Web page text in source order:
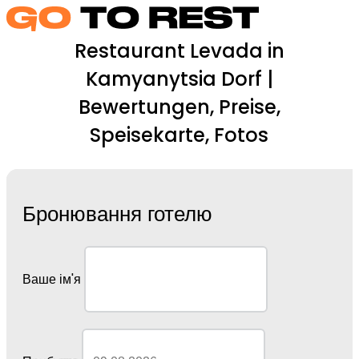
Restaurant Levada in
Kamyanytsia Dorf |
Bewertungen, Preise,
Speisekarte, Fotos
Бронювання готелю
Ваше ім'я